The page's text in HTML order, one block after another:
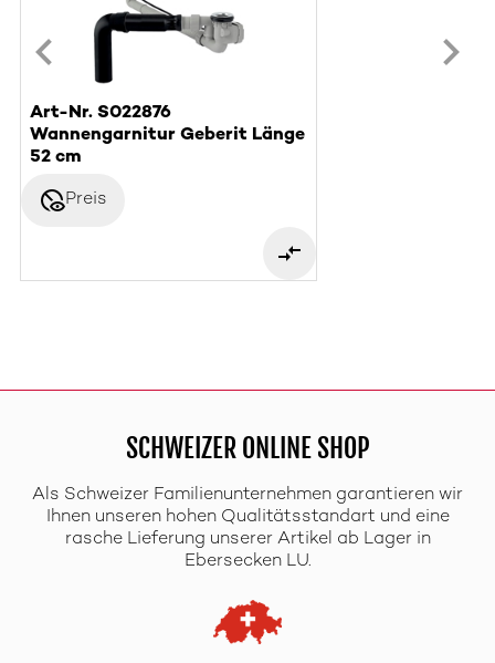
Art-Nr. S022876
Wannengarnitur Geberit Länge
52 cm
disabled_visiblePreis
SCHWEIZER ONLINE SHOP
Als Schweizer Familienunternehmen garantieren wir
Ihnen unseren hohen Qualitätsstandart und eine
rasche Lieferung unserer Artikel ab Lager in
Ebersecken LU.